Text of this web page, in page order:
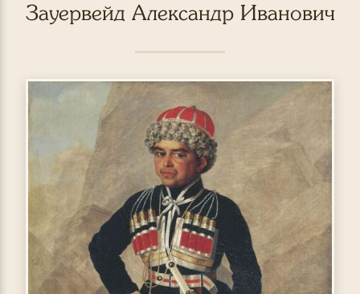
Зауервейд Александр Иванович